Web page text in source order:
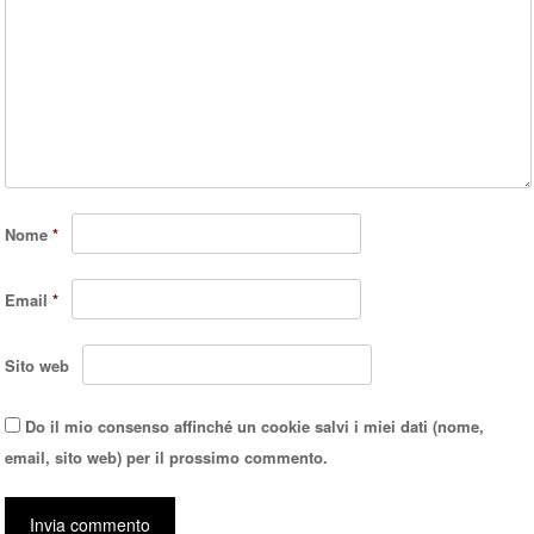
Nome*
Email*
Sito web
Do il mio consenso affinché un cookie salvi i miei dati (nome,
email, sito web) per il prossimo commento.